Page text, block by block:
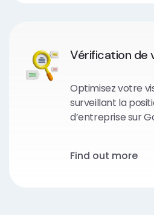
Vérification de
Optimisez votre
surveillant la
d’entreprise sur
Find out more